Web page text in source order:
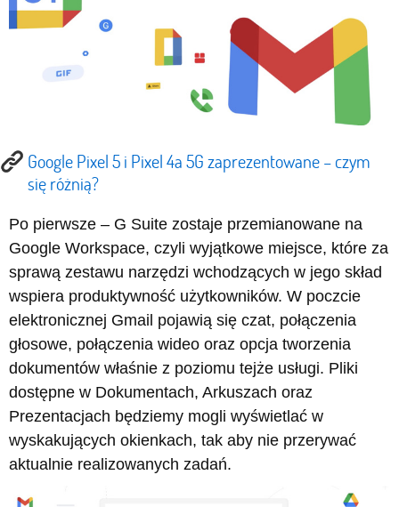
Google Pixel 5 i Pixel 4a 5G zaprezentowane – czym
się różnią?
Po pierwsze – G Suite zostaje przemianowane na
Google Workspace, czyli wyjątkowe miejsce, które za
sprawą zestawu narzędzi wchodzących w jego skład
wspiera produktywność użytkowników. W poczcie
elektronicznej Gmail pojawią się czat, połączenia
głosowe, połączenia wideo oraz opcja tworzenia
dokumentów właśnie z poziomu tejże usługi. Pliki
dostępne w Dokumentach, Arkuszach oraz
Prezentacjach będziemy mogli wyświetlać w
wyskakujących okienkach, tak aby nie przerywać
aktualnie realizowanych zadań.